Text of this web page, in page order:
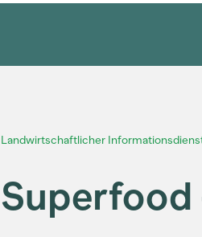
Landwirtschaftlicher
Superfood